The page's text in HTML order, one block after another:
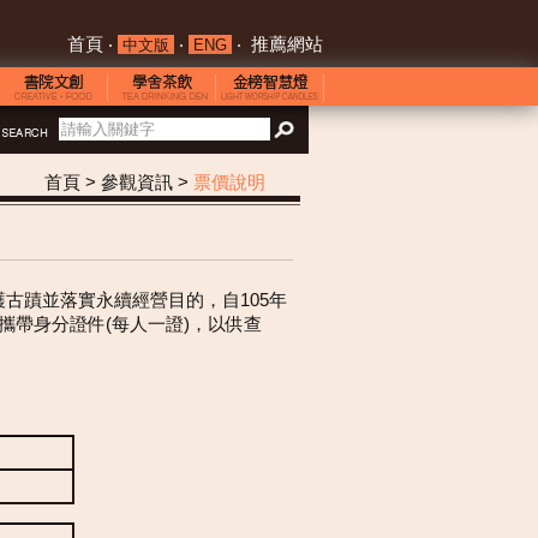
首頁‧ 中文版 ‧ ENG ‧ 推薦網站
首頁> 參觀資訊 > 票價說明
蹟並落實永續經營目的，自105年
帶身分證件(每人一證)，以供查